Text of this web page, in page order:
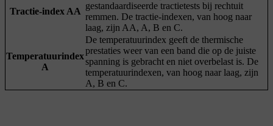
Tractie-index AA
gestandaardiseerde tractietests bij rechtuit
remmen. De tractie-indexen, van hoog naar
laag, zijn AA, A, B en C.
Temperatuurindex
A
De temperatuurindex geeft de thermische
prestaties weer van een band die op de juiste
spanning is gebracht en niet overbelast is. De
temperatuurindexen, van hoog naar laag, zijn
A, B en C.